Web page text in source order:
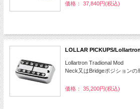
価格： 37,840円(税込)
LOLLAR PICKUPS/
Lollartron Tradional Mod
Neck又はBridgeポジションの
価格： 35,200円(税込)